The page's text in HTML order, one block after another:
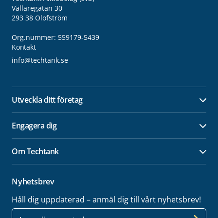
Vällaregatan 30
293 38 Olofström
Org.nummer: 559179-5439
Kontakt
info@techtank.se
Utveckla ditt företag
Engagera dig
Om Techtank
Nyhetsbrev
Håll dig uppdaterad – anmäl dig till vårt nyhetsbrev!
E-